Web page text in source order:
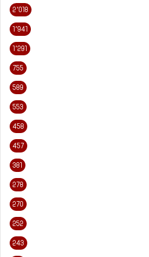
2٬018
1٬941
1٬291
755
589
553
458
457
381
278
270
252
243